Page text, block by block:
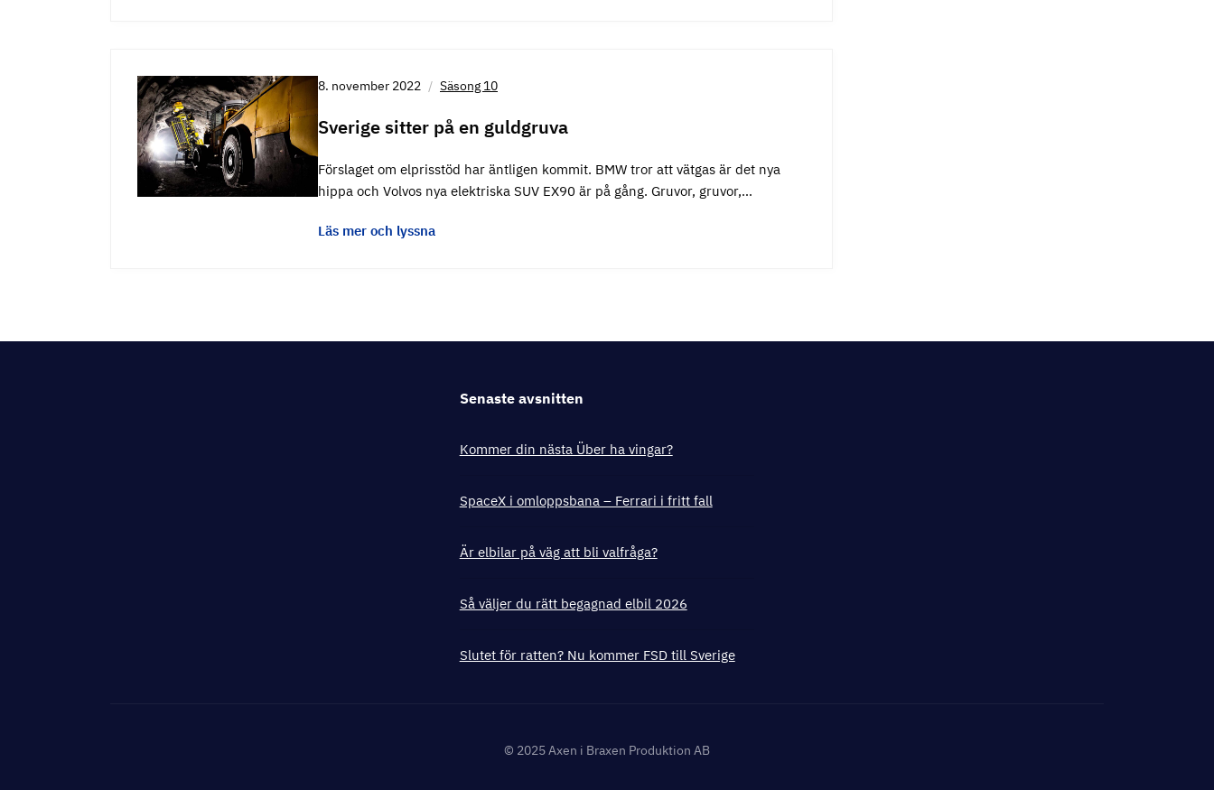
8. november 2022 Säsong 10
Sverige sitter på en guldgruva
Förslaget om elprisstöd har äntligen kommit. BMW tror att vätgas är det nya
hippa och Volvos nya elektriska SUV EX90 är på gång. Gruvor, gruvor,…
Läs mer och lyssna
Senaste avsnitten
Kommer din nästa Über ha vingar?
SpaceX i omloppsbana – Ferrari i fritt fall
Är elbilar på väg att bli valfråga?
Så väljer du rätt begagnad elbil 2026
Slutet för ratten? Nu kommer FSD till Sverige
© 2025 Axen i Braxen Produktion AB